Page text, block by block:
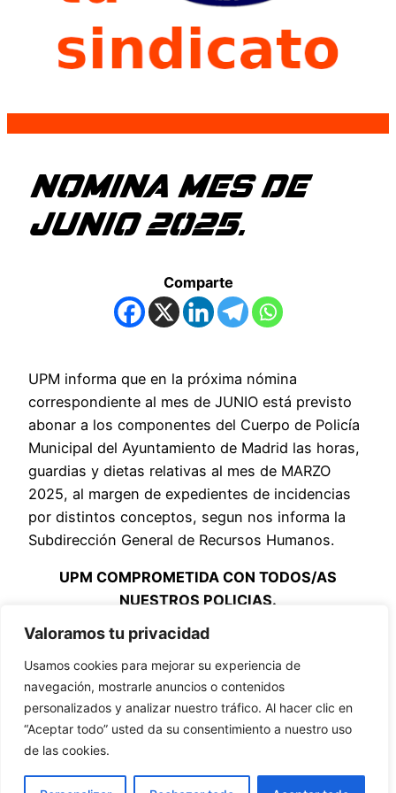
Valoramos tu privacidad
Usamos cookies para mejorar su experiencia de
navegación, mostrarle anuncios o contenidos
personalizados y analizar nuestro tráfico. Al hacer clic en
“Aceptar todo” usted da su consentimiento a nuestro uso
de las cookies.
NOMINA MES DE
JUNIO 2025.
Comparte
UPM informa que en la próxima nómina
correspondiente al mes de JUNIO está previsto
abonar a los componentes del Cuerpo de Policía
Municipal del Ayuntamiento de Madrid las horas,
guardias y dietas relativas al mes de MARZO
2025, al margen de expedientes de incidencias
por distintos conceptos, segun nos informa la
Subdirección General de Recursos Humanos.
UPM COMPROMETIDA CON TODOS/AS
NUESTROS POLICIAS.
NominaJunio25 Descarga
Comparte